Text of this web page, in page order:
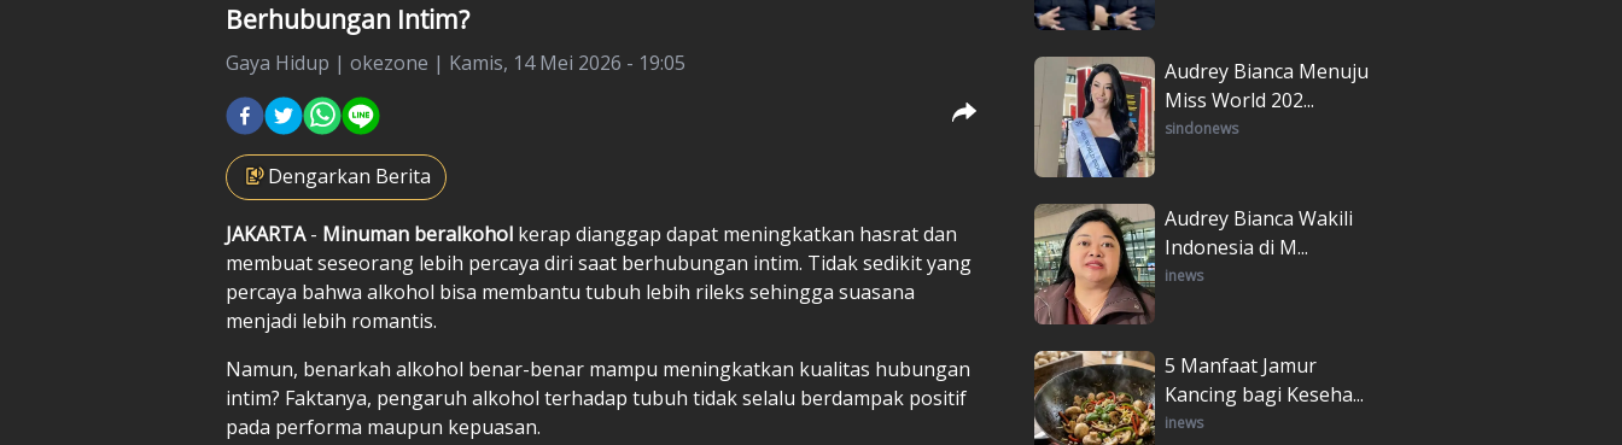
Berhubungan Intim?
Gaya Hidup | okezone | Kamis, 14 Mei 2026 - 19:05
Dengarkan Berita
JAKARTA- Minuman beralkohol kerap dianggap dapat meningkatkan hasrat dan
membuat seseorang lebih percaya diri saat berhubungan intim. Tidak sedikit yang
percaya bahwa alkohol bisa membantu tubuh lebih rileks sehingga suasana
menjadi lebih romantis.
Namun, benarkah alkohol benar-benar mampu meningkatkan kualitas hubungan
intim? Faktanya, pengaruh alkohol terhadap tubuh tidak selalu berdampak positif
pada performa maupun kepuasan.
Audrey Bianca Menuju
Miss World 202...
sindonews
Audrey Bianca Wakili
Indonesia di M...
inews
5 Manfaat Jamur
Kancing bagi Keseha...
inews